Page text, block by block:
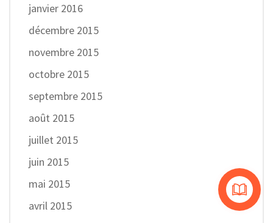
janvier 2016
décembre 2015
novembre 2015
octobre 2015
septembre 2015
août 2015
juillet 2015
juin 2015
mai 2015
avril 2015